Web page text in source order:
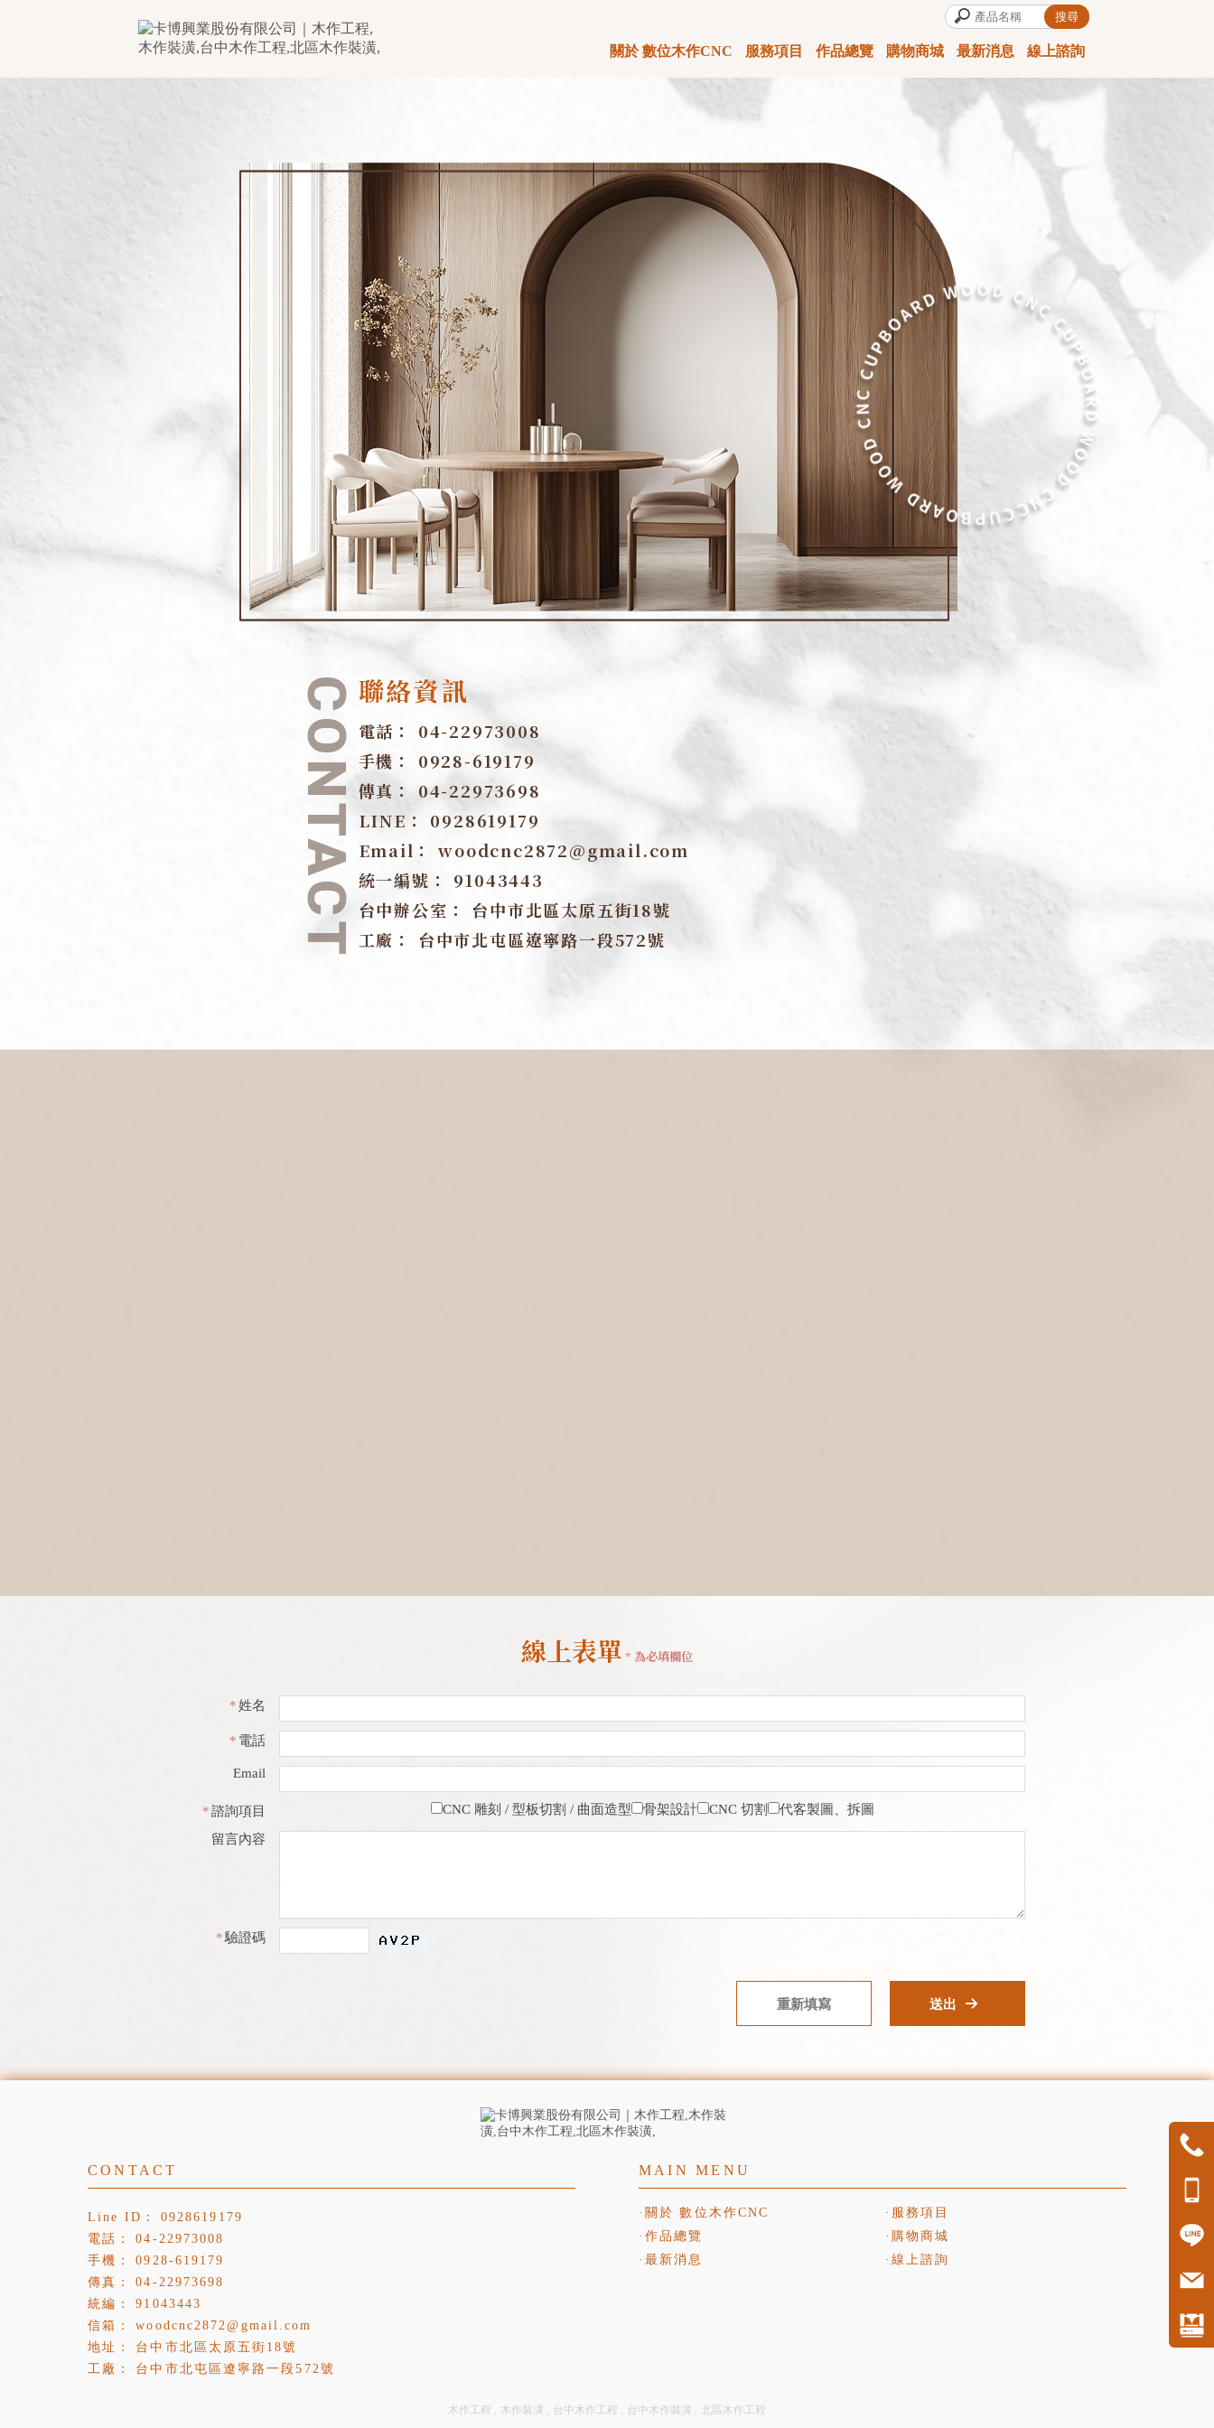
關於 數位木作CNC 服務項目 作品總覽 購物商城 最新消息 線上諮詢
CONTACT聯絡資訊
電話： 04-22973008
手機： 0928-619179
傳真： 04-22973698
LINE： 0928619179
Email：woodcnc2872@gmail.com
統一編號： 91043443
台中辦公室： 台中市北區太原五街18號
工廠： 台中市北屯區遼寧路一段572號
線上表單 * 為必填欄位
*姓名
* 電話
Email
*諮詢項目 CNC 雕刻 / 型板切割 / 曲面造型 骨架設計 CNC 切割 代客製圖、拆圖
留言內容
*驗證碼
重新填寫 送出
0928619179
04-22973008
0928-619179
04-22973698
91043443
woodcnc2872@gmail.com
台中市北區太原五街18號
台中市北屯區遼寧路一段572號
關於 數位木作CNC
服務項目
作品總覽
購物商城
最新消息
線上諮詢
木作工程 木作裝潢 台中木作工程 台中木作裝潢 北區木作工程